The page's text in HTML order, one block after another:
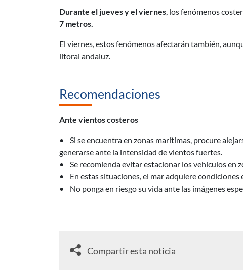
Durante el jueves y el viernes, los fenómenos
7 metros.
El viernes, estos fenómenos afectarán también,
litoral andaluz.
Recomendaciones
Ante vientos costeros
• Si se encuentra en zonas marítimas, procure
generarse ante la intensidad de vientos fuertes.
• Se recomienda evitar estacionar los vehículos en
• En estas situaciones, el mar adquiere
• No ponga en riesgo su vida ante las imágenes
Compartir esta noticia